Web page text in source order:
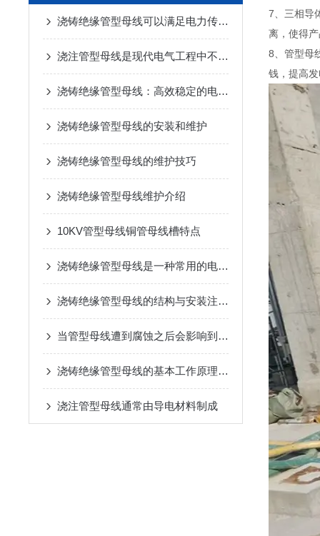
浇铸绝缘管型母线可以满足电力传输的要求
浇注管型母线是现代电气工程中不可少的一部分
浇铸绝缘管型母线：高效稳定的电力传输解决方案
浇铸绝缘管型母线的安装和维护
浇铸绝缘管型母线的维护技巧
浇铸绝缘管型母线维护介绍
10KV管型母线铜管母线槽特点
浇铸绝缘管型母线是一种常用的电力传输和配电系统中的重要组件
浇铸绝缘管型母线的结构与安装注意事项说明
当管型母线遭到腐蚀之后会影响到我们的正常运用
浇铸绝缘管型母线的基本工作原理解析
浇注管型母线通常由导电材料制成
7、三相导
离，使得
8、管型母
钱，提高